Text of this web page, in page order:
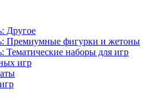
Другое
Премиумные фигурки и жетоны
Тематические наборы для игр
игр